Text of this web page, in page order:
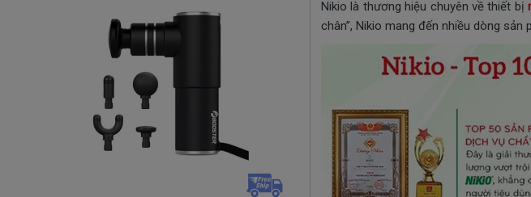
Nikio là thương hiệu chuyên về thiết bị
chân”, Nikio mang đến nhiều dòng